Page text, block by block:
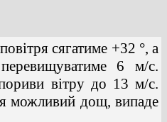
сягатиме +32 °, а
6 м/с.
вітру до 13 м/с.
можливий дощ, випаде